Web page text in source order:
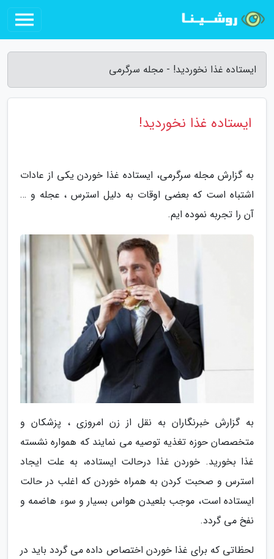
ایستاده غذا نخوردید! - مجله سرگرمی
ایستاده غذا نخوردید!
به گزارش مجله سرگرمی، ایستاده غذا خوردن یکی از عادات
اشتباه است که بعضی اوقات به دلیل استرس ، عجله و …
آن را تجربه نموده ایم.
به گزارش خبرنگاران به نقل از زن امروزی ، پزشکان و
متخصصان حوزه تغذیه توصیه می نمایند که همواره نشسته
غذا بخورید. خوردن غذا درحالت ایستاده، به علت ایجاد
استرس و صحبت کردن به همراه خوردن که اغلب در حالت
ایستاده است، موجب بلعیدن هواس بسیار و سوء هاضمه و
نفخ می گردد.
لحظاتی که برای غذا خوردن اختصاص داده می گردد باید در